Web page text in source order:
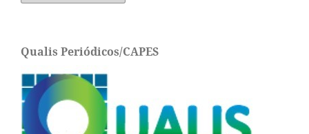
Qualis Periódicos/CAPES